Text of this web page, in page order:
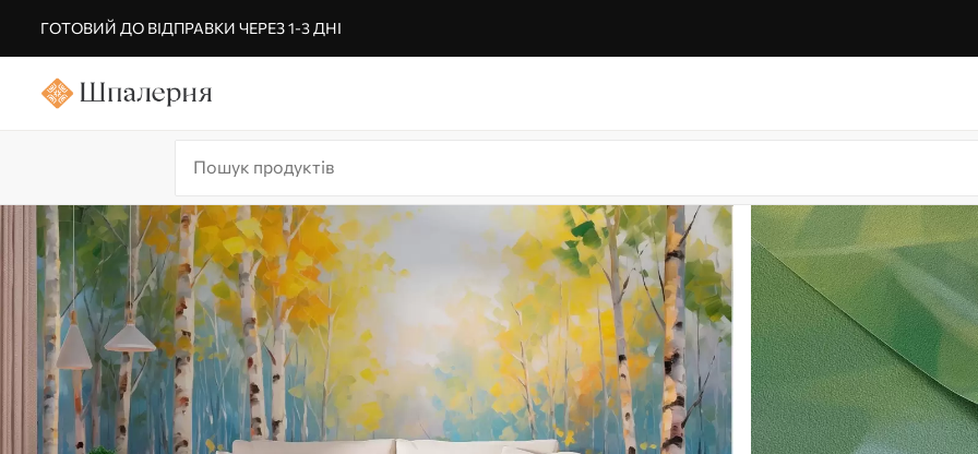
ГОТОВИЙ ДО ВІДПРАВКИ ЧЕРЕЗ 1-3 ДНІ